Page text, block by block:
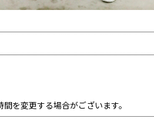
を変更する場合がございます。